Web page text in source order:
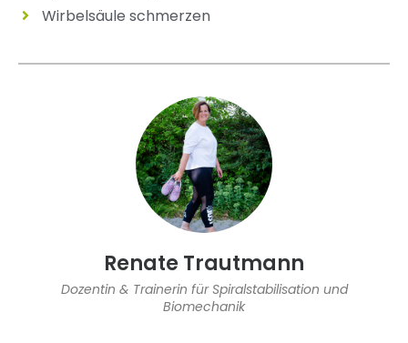
Wirbelsäule schmerzen
Renate Trautmann
Dozentin & Trainerin für Spiralstabilisation und
Biomechanik